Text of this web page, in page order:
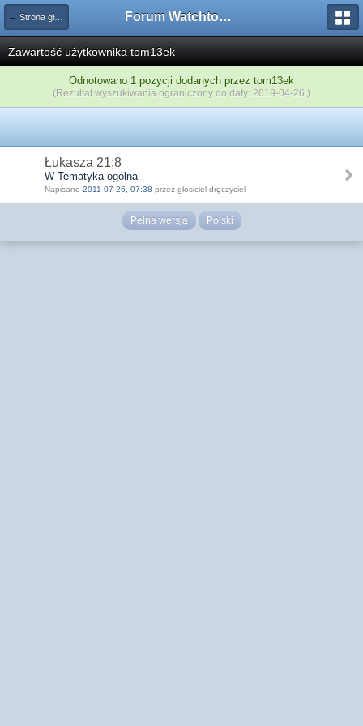
← Strona główna Forum Watchtower
Zawartość użytkownika tom13ek
Odnotowano 1 pozycji dodanych przez tom13ek
(Rezultat wyszukiwania ograniczony do daty: 2019-04-26 )
Łukasza 21;8
W Tematyka ogólna
Napisano 2011-07-26, 07:38 przez głosiciel-dręczyciel
Pełna wersja Polski